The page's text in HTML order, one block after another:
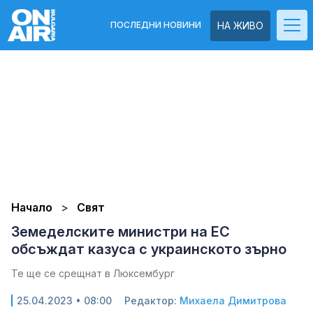
НА ЖИВО
ПОСЛЕДНИ НОВИНИ
Начало Свят
Земеделските министри на ЕС
обсъждат казуса с украинското зърно
Те ще се срещнат в Люксембург
25.04.2023 • 08:00 Редактор: Михаела Димитрова